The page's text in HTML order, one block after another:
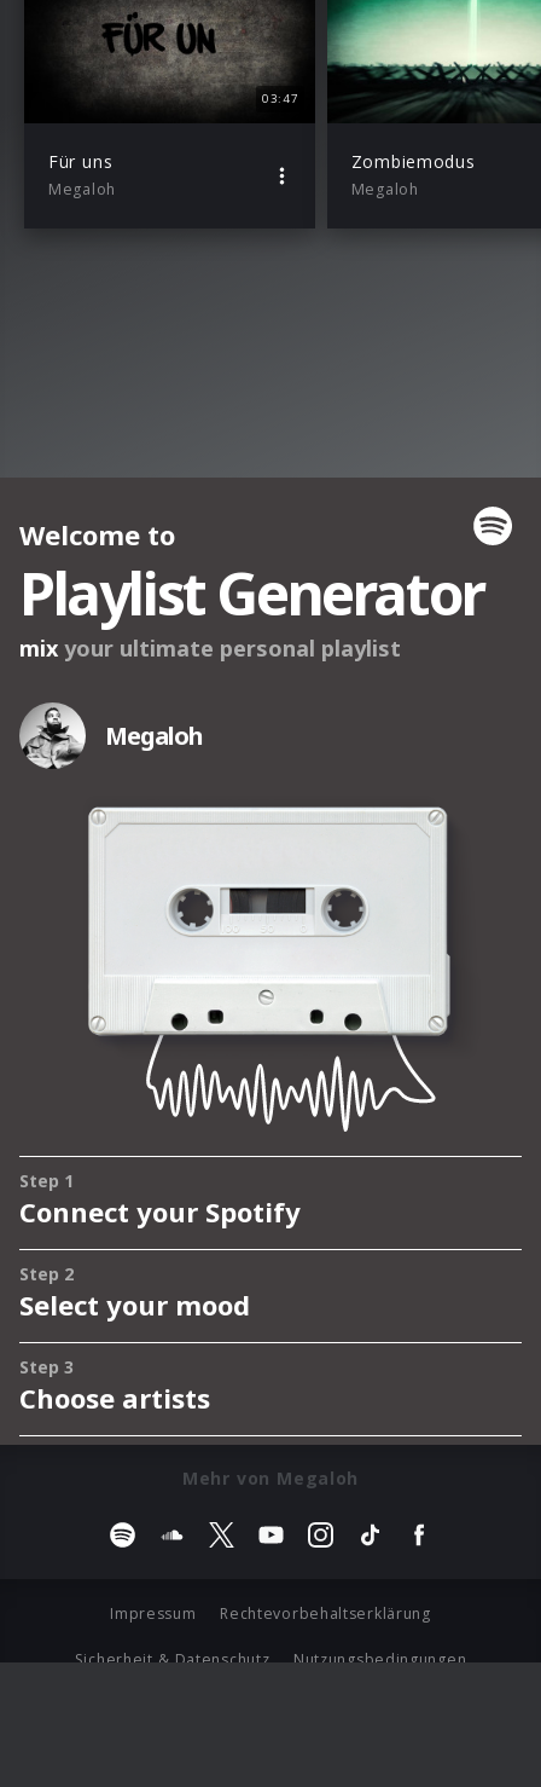
03:47
Für uns
Megaloh
Zombiemodus
Megaloh
Mehr von Megaloh
Impressum Rechtevorbehaltserklärung
Sicherheit & Datenschutz Nutzungsbedingungen